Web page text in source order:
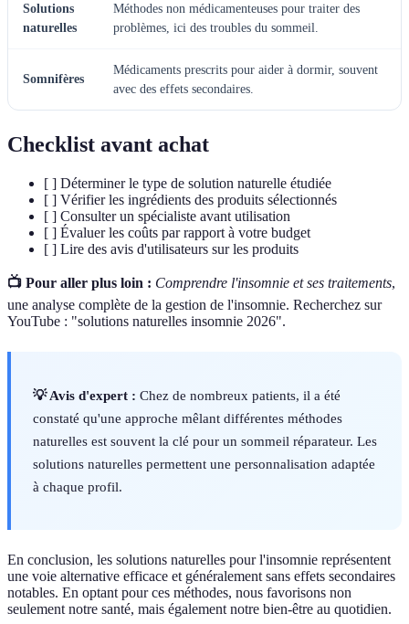
Solutions
naturelles
Méthodes non médicamenteuses pour traiter des
problèmes, ici des troubles du sommeil.
Somnifères
Médicaments prescrits pour aider à dormir, souvent
avec des effets secondaires.
Checklist avant achat
[ ] Déterminer le type de solution naturelle étudiée
[ ] Vérifier les ingrédients des produits sélectionnés
[ ] Consulter un spécialiste avant utilisation
[ ] Évaluer les coûts par rapport à votre budget
[ ] Lire des avis d'utilisateurs sur les produits
📺 Pour aller plus loin : Comprendre l'insomnie et ses traitements,
une analyse complète de la gestion de l'insomnie. Recherchez sur
YouTube : "solutions naturelles insomnie 2026".
💡 Avis d'expert : Chez de nombreux patients, il a été
constaté qu'une approche mêlant différentes méthodes
naturelles est souvent la clé pour un sommeil réparateur. Les
solutions naturelles permettent une personnalisation adaptée
à chaque profil.
En conclusion, les solutions naturelles pour l'insomnie représentent
une voie alternative efficace et généralement sans effets secondaires
notables. En optant pour ces méthodes, nous favorisons non
seulement notre santé, mais également notre bien-être au quotidien.